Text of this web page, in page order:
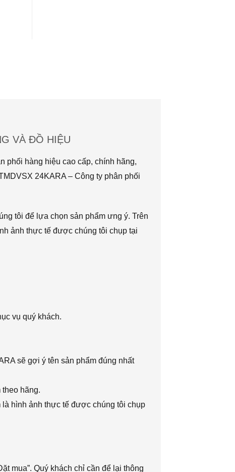
VÀ ĐỒ HIỆU
phối hàng hiệu cao cấp, chính hãng,
24KARA – Công ty phân phối
tôi để lựa chọn sản phẩm ưng ý. Trên
ảnh thực tế được chúng tôi chụp tại
vụ quý khách.
sẽ gợi ý tên sản phẩm đúng nhất
theo hãng.
hình ảnh thực tế được chúng tôi chụp
mua”. Quý khách chỉ cần để lại thông